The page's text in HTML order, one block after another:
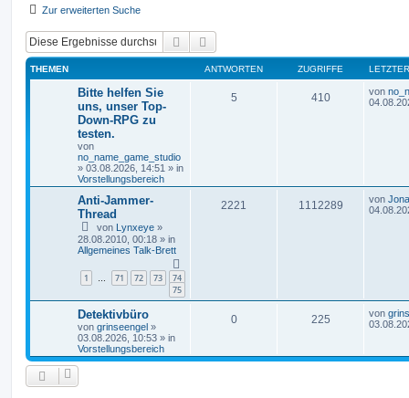
Zur erweiterten Suche
Suche
THEMEN ANTWORTEN ZUGRIFFE
Bitte helfen Sie
uns, unser Top-
Down-RPG zu
testen.
von
no_name_game_studio
» 03.08.2026, 14:51 » in
Vorstellungsbereich
5 410 von
Anti-Jammer-
Thread
von Lynxeye »
28.08.2010, 00:18 » in
Allgemeines Talk-Brett
1 … 71 72 73
74
75
2221 1112289 von
Detektivbüro
von grinseengel »
03.08.2026, 10:53 » in
Vorstellungsbereich
0 225 von